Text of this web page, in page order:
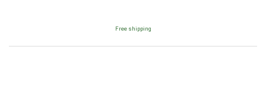
Free shipping